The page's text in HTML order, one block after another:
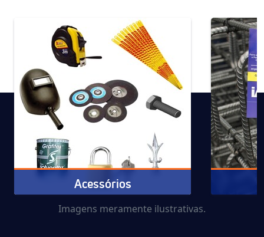
Acessórios
Imagens meramente ilustrativas.